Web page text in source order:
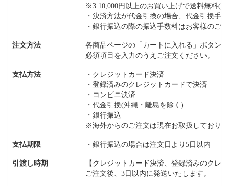
※3 10,000円以上のお買い上げで送料無料(
・決済方法が代金引換の場合、代金引換手
・銀行振込の際の振込手数料はお客様のご
注文方法
各商品ページの「カートに入れる」ボタン
必須項目を入力のうえご注文ください。
支払方法
・クレジットカード決済
・登録済みのクレジットカードで決済
・コンビニ決済
・代金引換(沖縄・離島を除く)
・銀行振込
※海外からのご注文は現在お取扱しており
支払期限 ・銀行振込の場合は注文日より5日以内
引渡し時期
【クレジットカード決済、登録済みのクレ
ご注文後、3日以内に発送いたします。